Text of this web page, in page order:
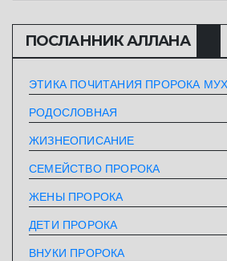
ПОСЛАННИК АЛЛАHА
ЭТИКА ПОЧИТАНИЯ ПРОРОКА
РОДОСЛОВНАЯ
ЖИЗНЕОПИСАНИЕ
СЕМЕЙСТВО ПРОРОКА
ЖЕНЫ ПРОРОКА
ДЕТИ ПРОРОКА
ВНУКИ ПРОРОКА